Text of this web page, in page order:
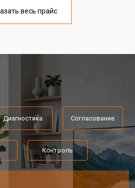
от 3700 ₽
от 4800 ₽
весь прайс
Диагностика Согласование
Контроль